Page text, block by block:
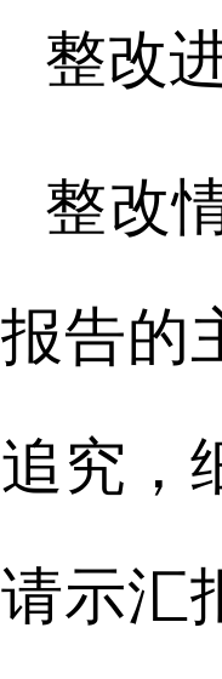
整改
整改
报告的
追究，
请示汇